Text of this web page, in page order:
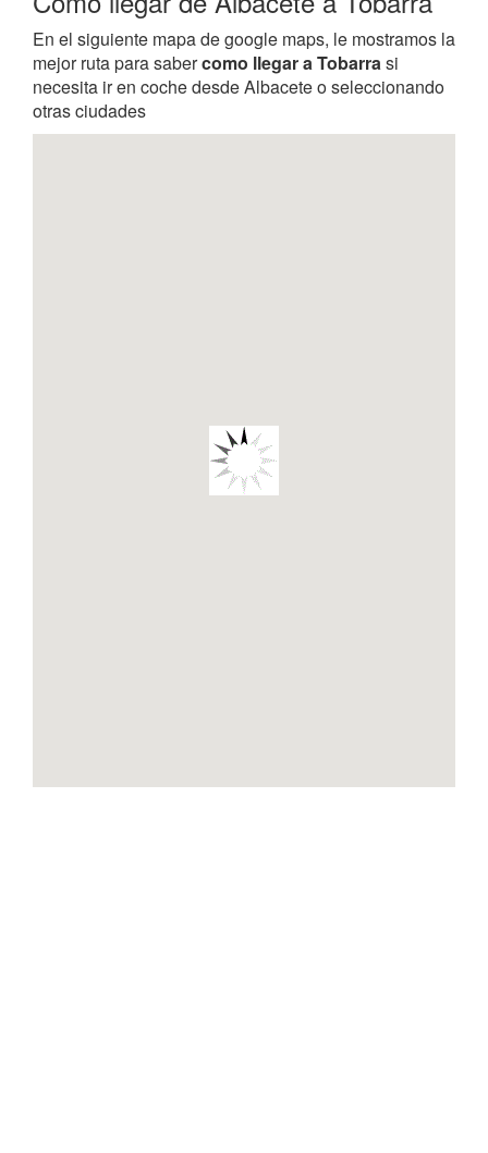
En el siguiente mapa de google maps, le mostramos la
mejor ruta para sabercomo llegar a Tobarrasi
necesita ir en coche desde Albacete o seleccionando
otras ciudades